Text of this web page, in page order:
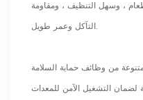
، وسهل التنظيف ، ومقاومة
التآكل وعمر طويل.
من وظائف حماية السلامة